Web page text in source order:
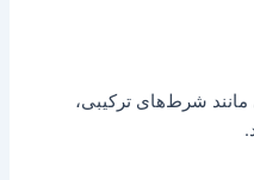
شرط‌های ترکیبی،